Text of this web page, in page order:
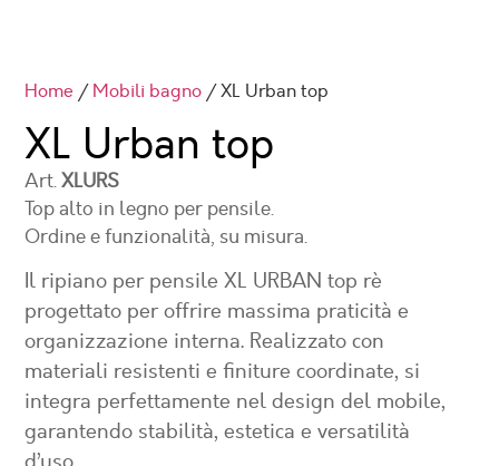
Home /Mobili bagno / XL Urban top
XL Urban top
Art.XLURS
Top alto in legno per pensile.
Ordine e funzionalità, su misura.
Il ripiano per pensile XL URBAN top rè
progettato per offrire massima praticità e
organizzazione interna. Realizzato con
materiali resistenti e finiture coordinate, si
integra perfettamente nel design del mobile,
garantendo stabilità, estetica e versatilità